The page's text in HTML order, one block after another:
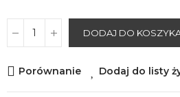
DODAJ DO
Porównanie Dodaj do listy